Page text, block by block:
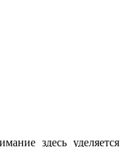
здесь уделяется